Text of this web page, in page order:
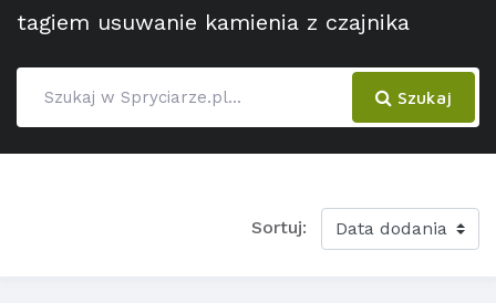
tagiem usuwanie kamienia z czajnika
Szukaj
Sortuj: